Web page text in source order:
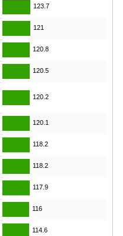
123.7
121
120.8
120.5
120.2
120.1
118.2
118.2
117.9
116
114.6